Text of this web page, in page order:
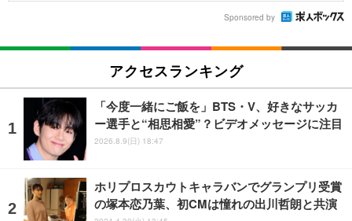
Sponsored by
アクセスランキング
「今度一緒にご飯を」BTS・V、好きなサッカ
ー選手と“相思相愛”？ビデオメッセージに注目
2026.8.9(日) 18:47
ホリプロスカウトキャラバンでグランプリ受賞
の塚本恋乃葉、初CMは憧れの出川哲朗と共演